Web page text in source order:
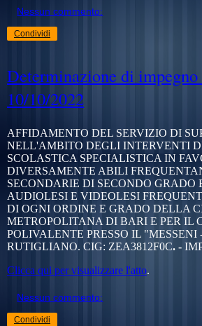
Nessun commento:
Condividi
Determinazione di impegno
10/10/2022
AFFIDAMENTO DEL SERVIZIO DI
NELL'AMBITO DEGLI INTERVENTI
SCOLASTICA SPECIALISTICA IN
DIVERSAMENTE ABILI
SECONDARIE DI SECONDO GRADO
AUDIOLESI E VIDEOLESI
DI OGNI ORDINE E GRADO DELLA
METROPOLITANA DI BARI E PER IL
POLIVALENTE PRESSO IL
RUTIGLIANO. CIG: ZEA3812F0C. -
Clicca qui per visualizzare l'atto.
Nessun commento:
Condividi